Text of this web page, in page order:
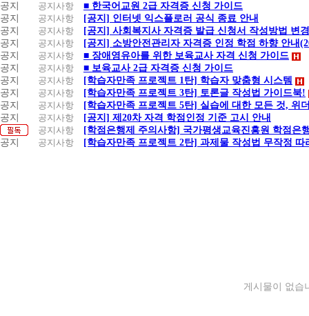
공지
공지사항
■ 한국어교원 2급 자격증 신청 가이드
공지
공지사항
[공지] 인터넷 익스플로러 공식 종료 안내
공지
공지사항
[공지] 사회복지사 자격증 발급 신청서 작성방법 변
공지
공지사항
[공지] 소방안전관리자 자격증 인정 학점 하향 안내
공지
공지사항
■ 장애영유아를 위한 보육교사 자격 신청 가이드
공지
공지사항
■ 보육교사 2급 자격증 신청 가이드
공지
공지사항
[학습자만족 프로젝트 1탄] 학습자 맞춤형 시스템
공지
공지사항
[학습자만족 프로젝트 3탄] 토론글 작성법 가이드북!
공지
공지사항
[학습자만족 프로젝트 5탄] 실습에 대한 모든 것, 위
공지
공지사항
[공지] 제20차 자격 학점인정 기준 고시 안내
공지사항
[학점은행제 주의사항] 국가평생교육진흥원 학점은
공지
공지사항 [학습자만족 프로젝트 2탄] 과제물 작성법 무작정 따
게시물이 없습